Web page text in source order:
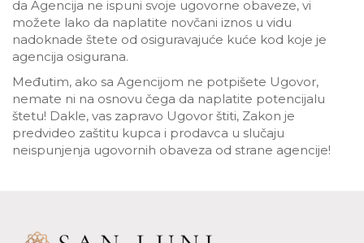
da Agencija ne ispuni svoje ugovorne obaveze, vi
možete lako da naplatite novčani iznos u vidu
nadoknade štete od osiguravajuće kuće kod koje je
agencija osigurana.
Međutim, ako sa Agencijom ne potpišete Ugovor,
nemate ni na osnovu čega da naplatite potencijalu
štetu! Dakle, vas zapravo Ugovor štiti, Zakon je
predvideo zaštitu kupca i prodavca u slučaju
neispunjenja ugovornih obaveza od strane agencije!